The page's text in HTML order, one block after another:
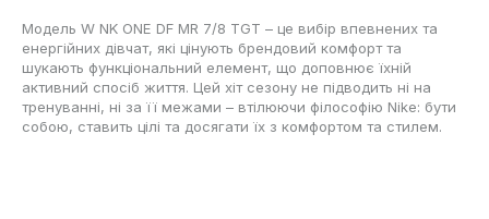
Модель W NK ONE DF MR 7/8 TGT – це вибір впевнених та
енергійних дівчат, які цінують брендовий комфорт та
шукають функціональний елемент, що доповнює їхній
активний спосіб життя. Цей хіт сезону не підводить ні на
тренуванні, ні за її межами – втілюючи філософію Nike: бути
собою, ставить цілі та досягати їх з комфортом та стилем.